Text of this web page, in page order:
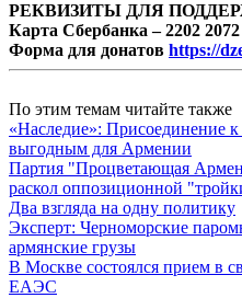
РЕКВИЗИТЫ ДЛЯ
Карта Сбербанка – 2202 2072
Форма для донатов https://
По этим темам читайте также
«Наследие»: Присоединение
выгодным для Армении
Партия "Процветающая
раскол оппозиционной
Два взгляда на одну политику
Эксперт: Черноморские
армянские грузы
В Москве состоялся прием в
ЕАЭС